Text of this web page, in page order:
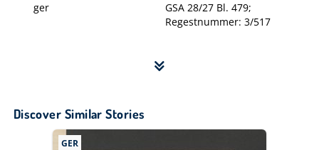
ger
GSA 28/27 Bl. 479;
Regestnummer: 3/517
Discover Similar Stories
GER